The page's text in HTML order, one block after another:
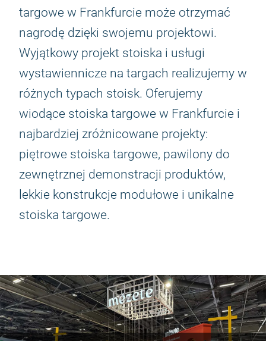
targowe w Frankfurcie może otrzymać
nagrodę dzięki swojemu projektowi.
Wyjątkowy projekt stoiska i usługi
wystawiennicze na targach realizujemy w
różnych typach stoisk. Oferujemy
wiodące stoiska targowe w Frankfurcie i
najbardziej zróżnicowane projekty:
piętrowe stoiska targowe, pawilony do
zewnętrznej demonstracji produktów,
lekkie konstrukcje modułowe i unikalne
stoiska targowe.